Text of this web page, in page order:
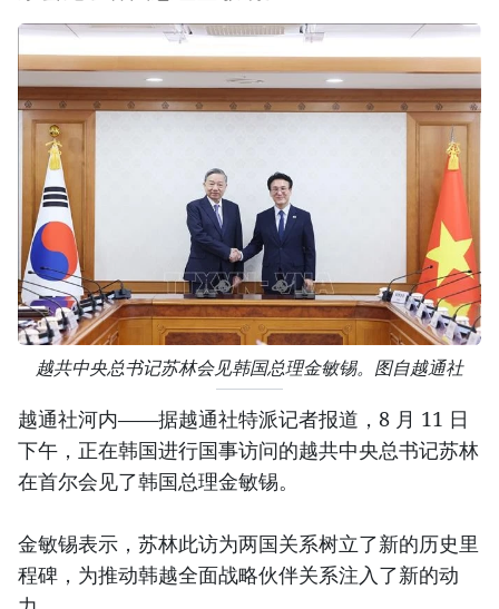
越共中央总书记苏林会见韩国总理金敏锡。图自越通社
越通社河内——据越通社特派记者报道，8 月 11 日
下午，正在韩国进行国事访问的越共中央总书记苏林
在首尔会见了韩国总理金敏锡。
金敏锡表示，苏林此访为两国关系树立了新的历史里
程碑，为推动韩越全面战略伙伴关系注入了新的动